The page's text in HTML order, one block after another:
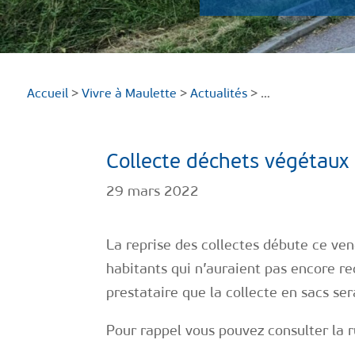
Accueil > Vivre à Maulette > Actualités> …
Collecte déchets végétaux
29 mars 2022
La reprise des collectes débute ce
habitants qui n’auraient pas encore
prestataire que la collecte en sacs
Pour rappel vous pouvez consulter la